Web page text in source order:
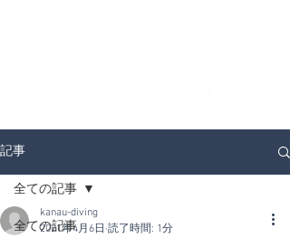
記事
全ての記事
全ての記事
kanau-diving
2021年4月6日 読了時間: 1分